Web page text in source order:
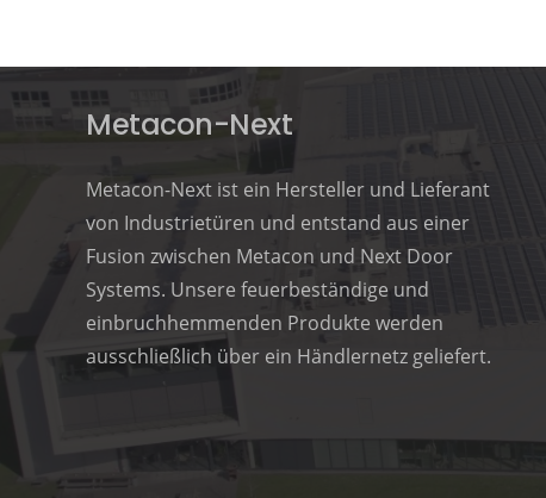
Metacon-Next
Metacon-Next ist ein Hersteller und Lieferant
von Industrietüren und entstand aus einer
Fusion zwischen Metacon und Next Door
Systems. Unsere feuerbeständige und
einbruchhemmenden Produkte werden
ausschließlich über ein Händlernetz geliefert.